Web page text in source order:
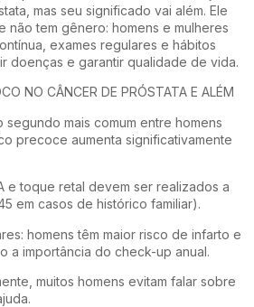
mas seu significado vai além. Ele
não tem gênero: homens e mulheres
exames regulares e hábitos
doenças e garantir qualidade de vida.
NO CÂNCER DE PRÓSTATA E ALÉM
mais comum entre homens
precoce aumenta significativamente
e toque retal devem ser realizados a
em casos de histórico familiar).
homens têm maior risco de infarto e
a importância do check-up anual.
muitos homens evitam falar sobre